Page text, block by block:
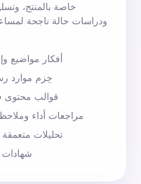
خاصة بالمنتج،
ودراسات حالة ناجحة
أفكار مواضيع
حِزم موارد
قوالب محتوى
مراجعات أداء
تحليلات